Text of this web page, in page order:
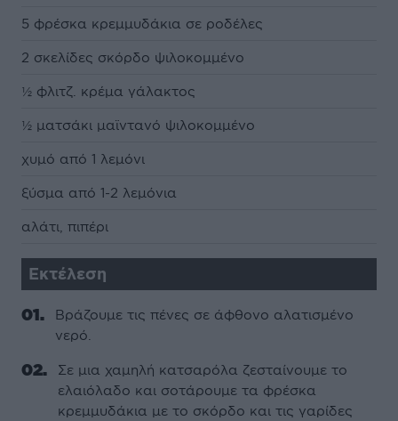
5 φρέσκα κρεμμυδάκια σε ροδέλες
2 σκελίδες σκόρδο ψιλοκομμένο
½ φλιτζ. κρέμα γάλακτος
½ ματσάκι μαϊντανό ψιλοκομμένο
χυμό από 1 λεμόνι
ξύσμα από 1-2 λεμόνια
αλάτι, πιπέρι
Εκτέλεση
Βράζουμε τις πένες σε άφθονο αλατισμένο
νερό.
Σε μια χαμηλή κατσαρόλα ζεσταίνουμε το
ελαιόλαδο και σοτάρουμε τα φρέσκα
κρεμμυδάκια με το σκόρδο και τις γαρίδες